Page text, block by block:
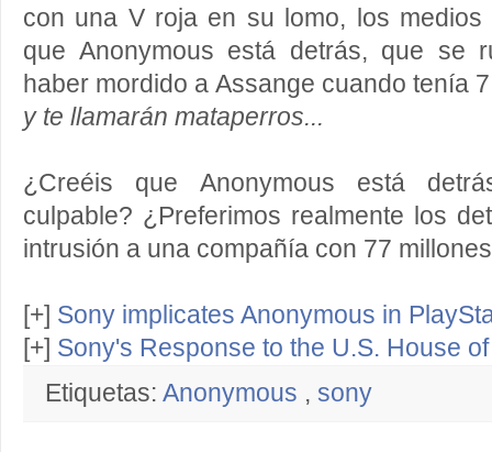
con una V roja en su lomo, los medios
que Anonymous está detrás, que se
haber mordido a Assange cuando tenía
y te llamarán mataperros...
¿Creéis que Anonymous está
culpable? ¿Preferimos realmente los
intrusión a una compañía con 77
[+] Sony implicates Anonymous in
[+] Sony's Response to the U.S. House
Etiquetas: Anonymous , sony